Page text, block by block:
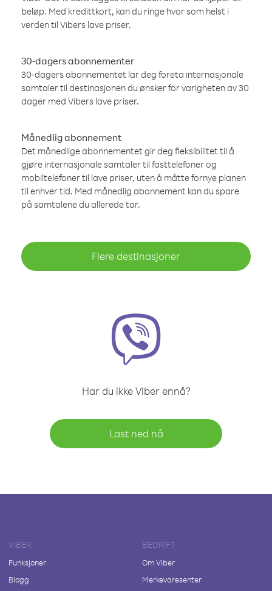
beløp. Med kredittkort, kan du ringe hvor som helst i
verden til Vibers lave priser.
30-dagers abonnementer
30-dagers abonnementet lar deg foreta internasjonale
samtaler til destinasjonen du ønsker for varigheten av 30
dager med Vibers lave priser.
Månedlig abonnement
Det månedlige abonnementet gir deg fleksibilitet til å
gjøre internasjonale samtaler til fasttelefoner og
mobiltelefoner til lave priser, uten å måtte fornye planen
til enhver tid. Med månedlig abonnement kan du spare
på samtalene du allerede tar.
Flere destinasjoner
Har du ikke Viber ennå?
Last ned nå
VIBER
Funksjoner
Blogg
BEDRIFT
Om Viber
Merkevaresenter